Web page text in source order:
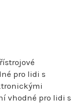
pro lidi s
vhodné pro lidi s